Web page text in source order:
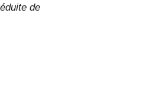
de